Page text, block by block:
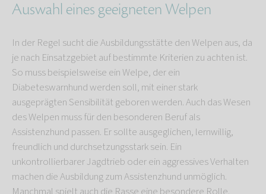
Auswahl eines geeigneten Welpen
In der Regel sucht die Ausbildungsstätte den Welpen aus, da
je nach Einsatzgebiet auf bestimmte Kriterien zu achten ist.
So muss beispielsweise ein Welpe, der ein
Diabeteswarnhund werden soll, mit einer stark
ausgeprägten Sensibilität geboren werden. Auch das Wesen
des Welpen muss für den besonderen Beruf als
Assistenzhund passen. Er sollte ausgeglichen, lernwillig,
freundlich und durchsetzungsstark sein. Ein
unkontrollierbarer Jagdtrieb oder ein aggressives Verhalten
machen die Ausbildung zum Assistenzhund unmöglich.